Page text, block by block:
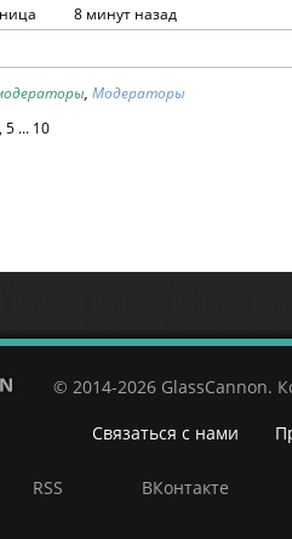
8 минут назад
, Модераторы
, 5 ... 10
© 2014-2026 GlassCannon.
Связаться с нами
RSS ВКонтакте